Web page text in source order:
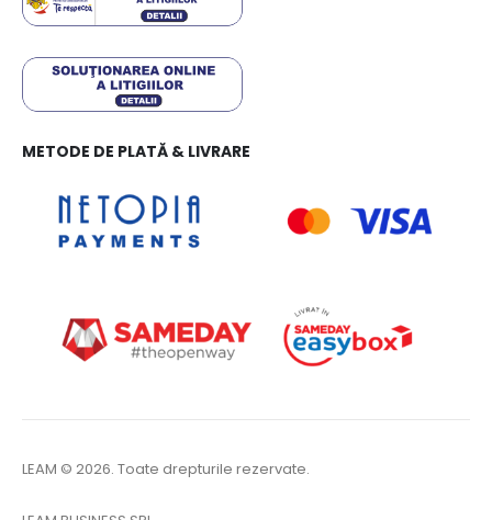
METODE DE PLATĂ & LIVRARE
LEAM © 2026. Toate drepturile rezervate.